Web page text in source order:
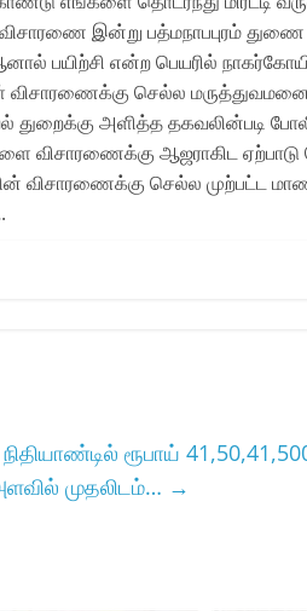
இன்று பத்மநாபபுரம்
பயிற்சி என்ற பெயரில்
செல்ல
அளித்த தகவலின்படி
விசாரணைக்கு ஆஜராகிட
விசாரணைக்கு செல்ல முற்பட்ட
ரூபாய்
முதலிடம்… →